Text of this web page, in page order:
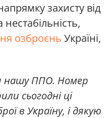
захисту від
озброєнь Україні,
нашу ППО. Номер
сьогодні ці
в Україну, і дякую